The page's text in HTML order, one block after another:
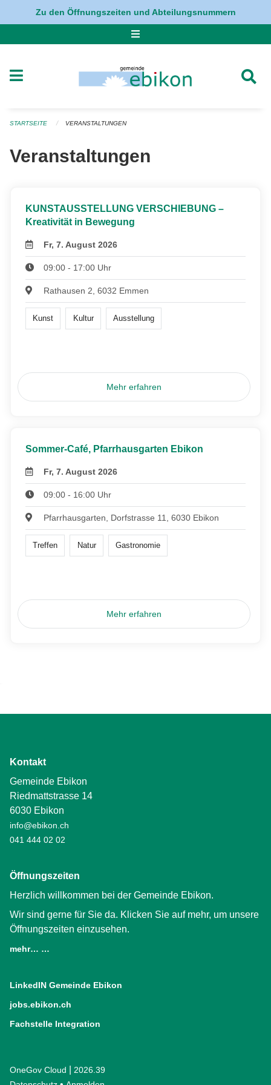
Navigation überspringen
Zu den Öffnungszeiten und Abteilungsnummern
STARTSEITE VERANSTALTUNGEN
Veranstaltungen
KUNSTAUSSTELLUNG VERSCHIEBUNG –
Kreativität in Bewegung
Fr, 7. August 2026
09:00 - 17:00 Uhr
Rathausen 2, 6032 Emmen
Kunst Kultur Ausstellung
Mehr erfahren
Sommer-Café, Pfarrhausgarten Ebikon
Fr, 7. August 2026
09:00 - 16:00 Uhr
Pfarrhausgarten, Dorfstrasse 11, 6030 Ebikon
Treffen Natur Gastronomie
Mehr erfahren
Kontakt
Gemeinde Ebikon
Riedmattstrasse 14
6030 Ebikon
info@ebikon.ch
041 444 02 02
Öffnungszeiten
Herzlich willkommen bei der Gemeinde Ebikon.
Wir sind gerne für Sie da. Klicken Sie auf mehr, um unsere
Öffnungszeiten einzusehen.
mehr… …
LinkedIN Gemeinde Ebikon
jobs.ebikon.ch
Fachstelle Integration
OneGov Cloud (External Link)
2026.39